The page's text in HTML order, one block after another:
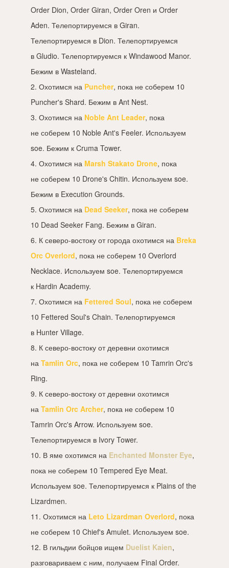
Order Dion, Order Giran, Order Oren и Order
Aden. Телепортируемся в Giran.
Телепортируемся в Dion. Телепортируемся
в Gludio. Телепортируемся к Windawood Manor.
Бежим в Wasteland.
2. Охотимся на Puncher, пока не соберем 10
Puncher's Shard. Бежим в Ant Nest.
3. Охотимся на Noble Ant Leader, пока
не соберем 10 Noble Ant's Feeler. Используем
soe. Бежим к Cruma Tower.
4. Охотимся на Marsh Stakato Drone, пока
не соберем 10 Drone's Chitin. Используем soe.
Бежим в Execution Grounds.
5. Охотимся на Dead Seeker, пока не соберем
10 Dead Seeker Fang. Бежим в Giran.
6. К северо-востоку от города охотимся на Breka
Orc Overlord, пока не соберем 10 Overlord
Necklace. Используем soe. Телепортируемся
к Hardin Academy.
7. Охотимся на Fettered Soul, пока не соберем
10 Fettered Soul's Chain. Телепортируемся
в Hunter Village.
8. К северо-востоку от деревни охотимся
на Tamlin Orc, пока не соберем 10 Tamrin Orc's
Ring.
9. К северо-востоку от деревни охотимся
на Tamlin Orc Archer, пока не соберем 10
Tamrin Orc's Arrow. Используем soe.
Телепортируемся в Ivory Tower.
10. В яме охотимся на Enchanted Monster Eye,
пока не соберем 10 Tempered Eye Meat.
Используем soe. Телепортируемся к Plains of the
Lizardmen.
11. Охотимся на Leto Lizardman Overlord, пока
не соберем 10 Chief's Amulet. Используем soe.
12. В гильдии бойцов ищем Duelist Kaien,
разговариваем с ним, получаем Final Order.